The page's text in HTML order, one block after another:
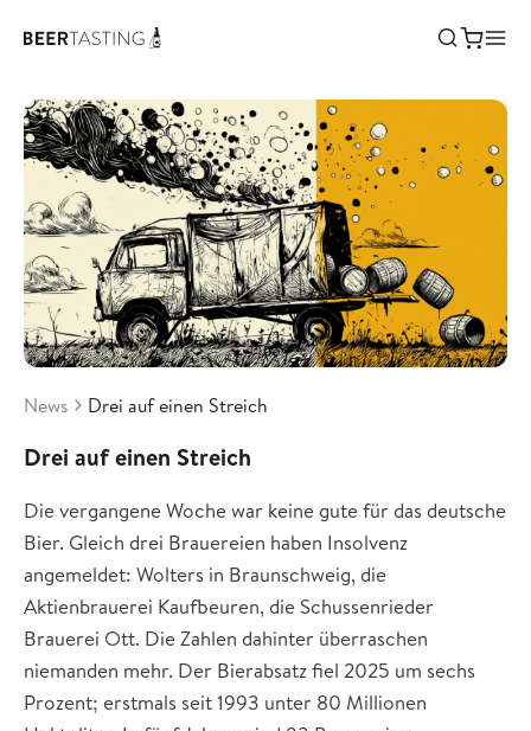
News Drei auf einen Streich
Drei auf einen Streich
Die vergangene Woche war keine gute für das deutsche
Bier. Gleich drei Brauereien haben Insolvenz
angemeldet: Wolters in Braunschweig, die
Aktienbrauerei Kaufbeuren, die Schussenrieder
Brauerei Ott. Die Zahlen dahinter überraschen
niemanden mehr. Der Bierabsatz fiel 2025 um sechs
Prozent; erstmals seit 1993 unter 80 Millionen